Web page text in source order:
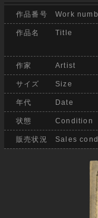
作品番号 Work
作品名 Title
作家 Artist
サイズ Size
年代 Date
状態 Condition
販売状況 Sales